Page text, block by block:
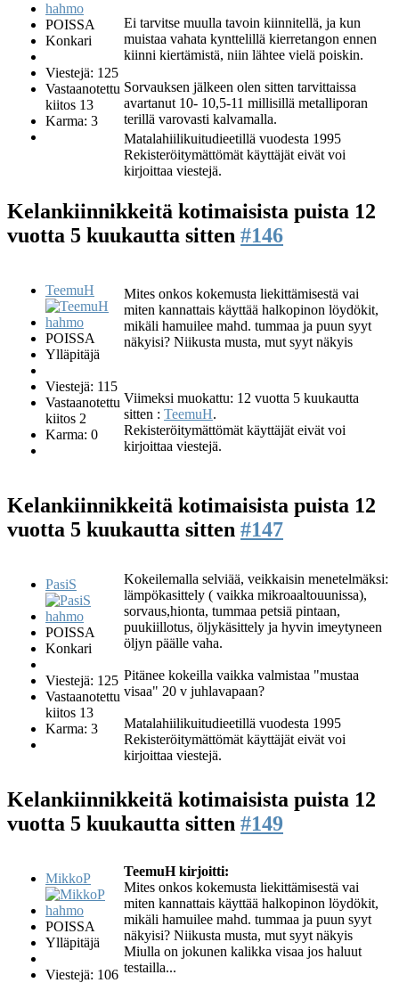
POISSA
Konkari
Viestejä: 125
Vastaanotettu
kiitos 13
Karma: 3
Ei tarvitse muulla tavoin kiinnitellä, ja kun
muistaa vahata kynttelillä kierretangon ennen
kiinni kiertämistä, niin lähtee vielä poiskin.
Sorvauksen jälkeen olen sitten tarvittaissa
avartanut 10- 10,5-11 millisillä metalliporan
terillä varovasti kalvamalla.
Matalahiilikuitudieetillä vuodesta 1995
Rekisteröitymättömät käyttäjät eivät voi
kirjoittaa viestejä.
Kelankiinnikkeitä kotimaisista puista 12
vuotta 5 kuukautta sitten #146
TeemuH
POISSA
Ylläpitäjä
Viestejä: 115
Vastaanotettu
kiitos 2
Karma: 0
Mites onkos kokemusta liekittämisestä vai
miten kannattais käyttää halkopinon löydökit,
mikäli hamuilee mahd. tummaa ja puun syyt
näkyisi? Niikusta musta, mut syyt näkyis
Viimeksi muokattu: 12 vuotta 5 kuukautta
sitten : TeemuH.
Rekisteröitymättömät käyttäjät eivät voi
kirjoittaa viestejä.
Kelankiinnikkeitä kotimaisista puista 12
vuotta 5 kuukautta sitten #147
PasiS
POISSA
Konkari
Viestejä: 125
Vastaanotettu
kiitos 13
Karma: 3
Kokeilemalla selviää, veikkaisin menetelmäksi:
lämpökasittely ( vaikka mikroaaltouunissa),
sorvaus,hionta, tummaa petsiä pintaan,
puukiillotus, öljykäsittely ja hyvin imeytyneen
öljyn päälle vaha.
Pitänee kokeilla vaikka valmistaa "mustaa
visaa" 20 v juhlavapaan?
Matalahiilikuitudieetillä vuodesta 1995
Rekisteröitymättömät käyttäjät eivät voi
kirjoittaa viestejä.
Kelankiinnikkeitä kotimaisista puista 12
vuotta 5 kuukautta sitten #149
MikkoP
POISSA
Ylläpitäjä
Viestejä: 106
TeemuH kirjoitti:
Mites onkos kokemusta liekittämisestä vai
miten kannattais käyttää halkopinon löydökit,
mikäli hamuilee mahd. tummaa ja puun syyt
näkyisi? Niikusta musta, mut syyt näkyis
Miulla on jokunen kalikka visaa jos haluut
testailla...